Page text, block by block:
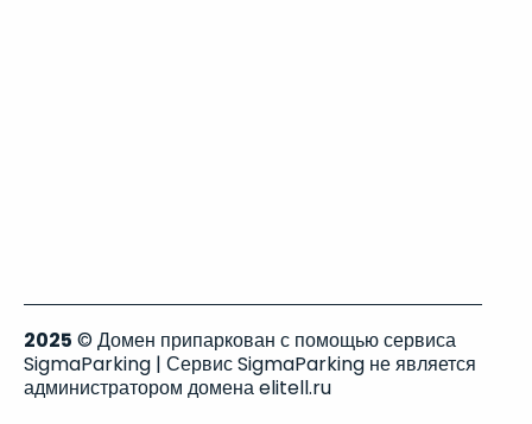
2025 © Домен припаркован с помощью сервиса
SigmaParking | Сервис SigmaParking не является
администратором домена elitell.ru